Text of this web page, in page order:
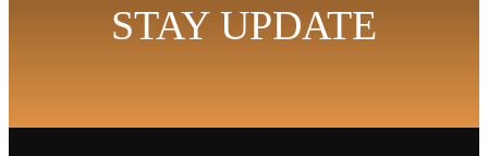
STAY UPDATE